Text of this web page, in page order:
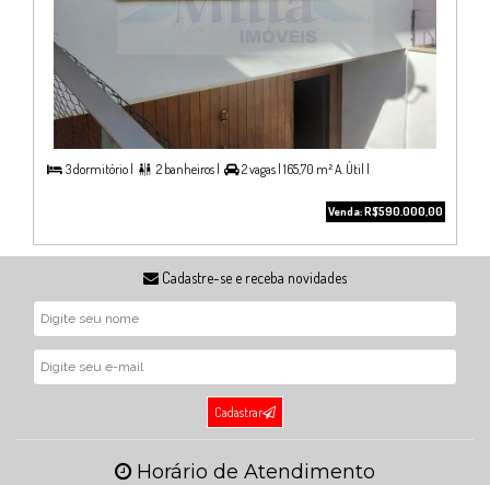
 3 dormitório |  2 banheiros | 2 vagas | 165,70 m² A. Útil |
Venda: R$590.000,00
Cadastre-se e receba novidades
Cadastrar
Horário de Atendimento